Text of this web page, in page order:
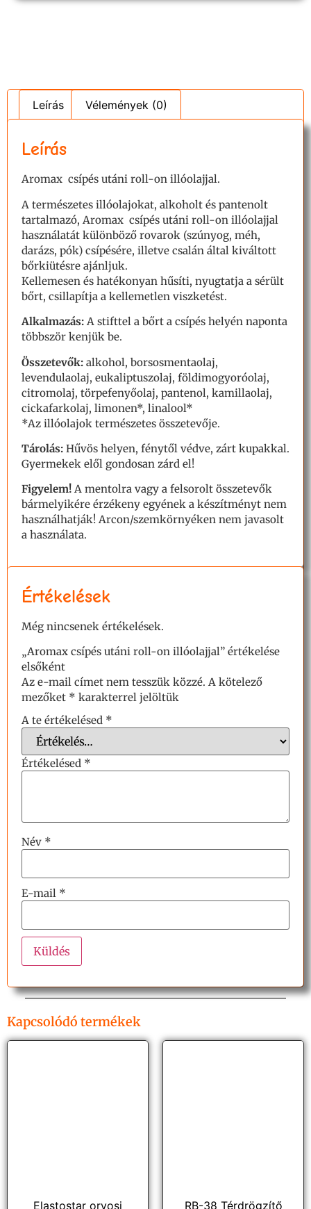
Leírás Vélemények (0)
Leírás
Aromax csípés utáni roll-on illóolajjal.
A természetes illóolajokat, alkoholt és pantenolt
tartalmazó, Aromax csípés utáni roll-on illóolajjal
használatát különböző rovarok (szúnyog, méh,
darázs, pók) csípésére, illetve csalán által kiváltott
bőrkiütésre ajánljuk.
Kellemesen és hatékonyan hűsíti, nyugtatja a sérült
bőrt, csillapítja a kellemetlen viszketést.
Alkalmazás: A stifttel a bőrt a csípés helyén naponta
többször kenjük be.
Összetevők: alkohol, borsosmentaolaj,
levendulaolaj, eukaliptuszolaj, földimogyoróolaj,
citromolaj, törpefenyőolaj, pantenol, kamillaolaj,
cickafarkolaj, limonen*, linalool*
*Az illóolajok természetes összetevője.
Tárolás: Hűvös helyen, fénytől védve, zárt kupakkal.
Gyermekek elől gondosan zárd el!
Figyelem! A mentolra vagy a felsorolt összetevők
bármelyikére érzékeny egyének a készítményt nem
használhatják! Arcon/szemkörnyéken nem javasolt
a használata.
Értékelések
Még nincsenek értékelések.
„Aromax csípés utáni roll-on illóolajjal” értékelése
elsőként
Az e-mail címet nem tesszük közzé. A kötelező
mezőket * karakterrel jelöltük
A te értékelésed *
Értékelésed *
Név *
E-mail *
Kapcsolódó termékek
Elastostar orvosi RB-38 Térdrögzítő